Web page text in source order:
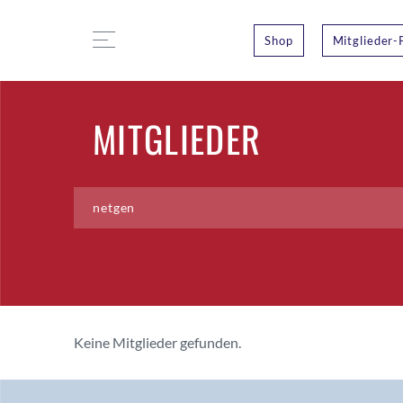
Shop Mitglieder-
MITGLIEDER
Keine Mitglieder gefunden.